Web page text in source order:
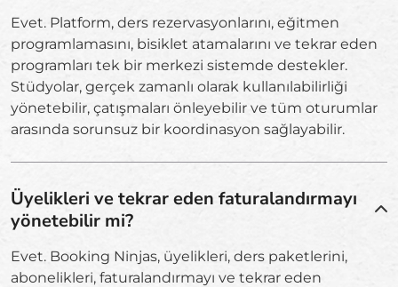
Evet. Platform, ders rezervasyonlarını, eğitmen
programlamasını, bisiklet atamalarını ve tekrar eden
programları tek bir merkezi sistemde destekler.
Stüdyolar, gerçek zamanlı olarak kullanılabilirliği
yönetebilir, çatışmaları önleyebilir ve tüm oturumlar
arasında sorunsuz bir koordinasyon sağlayabilir.
Üyelikleri ve tekrar eden faturalandırmayı
yönetebilir mi?
Evet. Booking Ninjas, üyelikleri, ders paketlerini,
abonelikleri, faturalandırmayı ve tekrar eden